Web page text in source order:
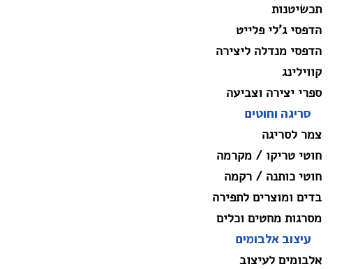
תכשיטנות
הדפסי ג'לי פלייט
הדפסי מנדלה ליצירה
קווילינג
ספרי יצירה וצביעה
סריגה וחוטים
צמר לסריגה
חוטי טריקו / מקרמה
חוטי כותנה / רקמה
בדים ומוצרים לתפירה
מסרגות מחטים וכלים
עיצוב אלבומים
אלבומים לעיצוב